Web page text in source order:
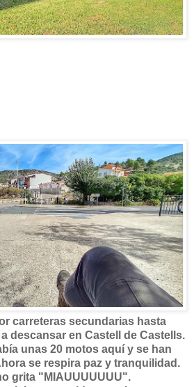
carreteras secundarias hasta
descansar en Castell de Castells.
unas 20 motos aquí y se han
se respira paz y tranquilidad.
grita "MIAUUUUUUU".